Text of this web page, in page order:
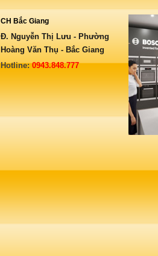
CH Bắc Giang
Đ. Nguyễn Thị Lưu - Phường
Hoàng Văn Thụ - Bắc Giang
Hotline:0943.848.777